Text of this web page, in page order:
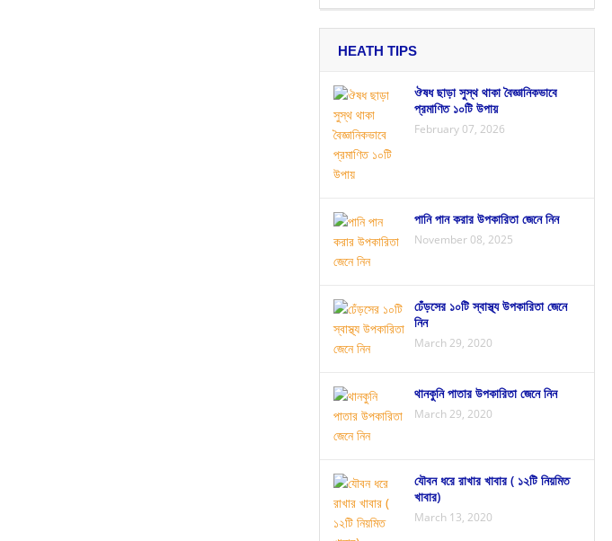
HEATH TIPS
ঔষধ ছাড়া সুস্থ থাকা বৈজ্ঞানিকভাবে
প্রমাণিত ১০টি উপায়
February 07, 2026
পানি পান করার উপকারিতা জেনে নিন
November 08, 2025
ঢেঁড়সের ১০টি স্বাস্থ্য উপকারিতা জেনে
নিন
March 29, 2020
থানকুনি পাতার উপকারিতা জেনে নিন
March 29, 2020
যৌবন ধরে রাখার খাবার ( ১২টি নিয়মিত
খাবার)
March 13, 2020